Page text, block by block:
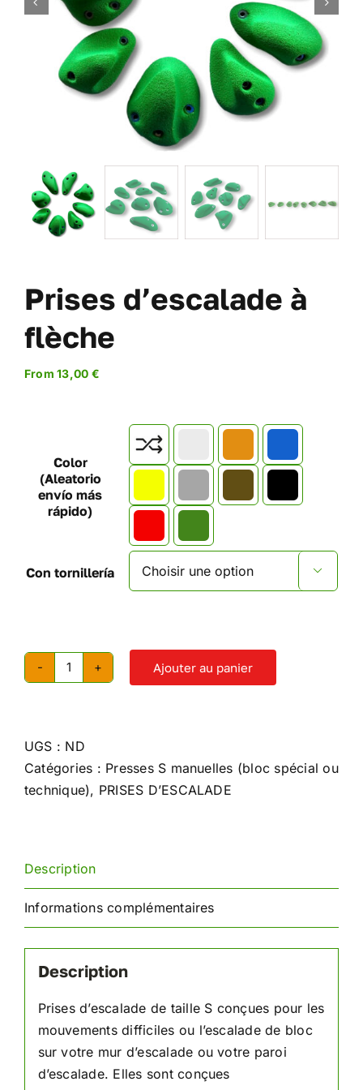
DES OFFRES
À PROPOS DE NOUS
BLOG
MON COMPTE
CARRITO
Prises d’escalade à
flèche
From 13,00 €
Color
(Aleatorio
envío más
rápido)
Con tornillería 
quantité
d'escalade
à
flèche
Ajouter au panier
UGS : ND
Catégories : Presses S manuelles (bloc spécial ou
technique), PRISES D’ESCALADE
Description
Informations complémentaires
Description
Prises d’escalade de taille S conçues pour les
mouvements difficiles ou l’escalade de bloc
sur votre mur d’escalade ou votre paroi
d’escalade. Elles sont conçues